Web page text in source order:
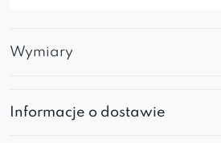
Wymiary
Informacje o dostawie